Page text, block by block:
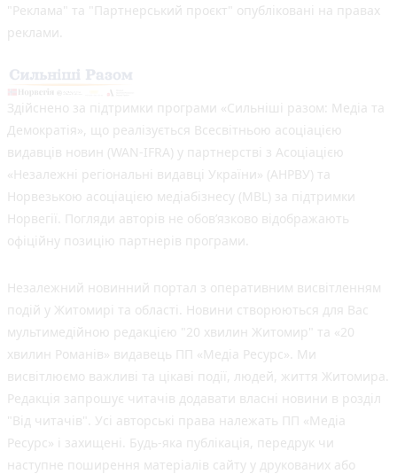
"Реклама" та "Партнерський проєкт" опубліковані на правах
реклами.
Здійснено за підтримки програми «Сильніші разом: Медіа та
Демократія», що реалізується Всесвітньою асоціацією
видавців новин (WAN-IFRA) у партнерстві з Асоціацією
«Незалежні регіональні видавці України» (АНРВУ) та
Норвезькою асоціацією медіабізнесу (MBL) за підтримки
Норвегії. Погляди авторів не обов’язково відображають
офіційну позицію партнерів програми.
Незалежний новинний портал з оперативним висвітленням
подій у Житомирі та області. Новини створюються для Вас
мультимедійною редакцією "20 хвилин Житомир" та «20
хвилин Романів» видавець ПП «Медіа Ресурс». Ми
висвітлюємо важливі та цікаві події, людей, життя Житомира.
Редакція запрошує читачів додавати власні новини в розділ
"Від читачів". Усі авторські права належать ПП «Медіа
Ресурс» і захищені. Будь-яка публiкацiя, передрук чи
наступне поширення матеріалів сайту у друкованих або